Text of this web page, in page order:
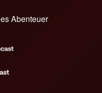
Abenteuer